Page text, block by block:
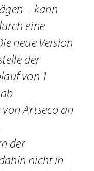
– kann
eine
neue Version
der
von 1
Artseco an
der
nicht in